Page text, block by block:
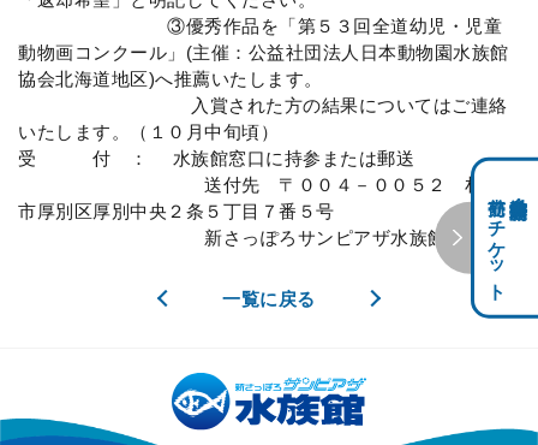
③優秀作品を「第５３回全道幼児・児童
動物画コンクール」(主催：公益社団法人日本動物園水族館
協会北海道地区)へ推薦いたします。
入賞された方の結果についてはご連絡
いたします。（１０月中旬頃）
受 付 ： 水族館窓口に持参または郵送
送付先 〒００４－００５２ 札幌
市厚別区厚別中央２条５丁目７番５号
新さっぽろサンピアザ水族館
一覧に戻る
前売りチケット